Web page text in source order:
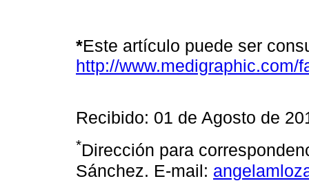
*Este artículo puede ser
http://www.medigraphic.com/
Recibido: 01 de Agosto de
*Dirección para
Sánchez. E-mail: